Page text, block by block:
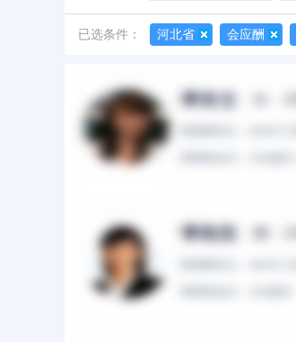
已选条件： 河北省 会应酬
所有简历